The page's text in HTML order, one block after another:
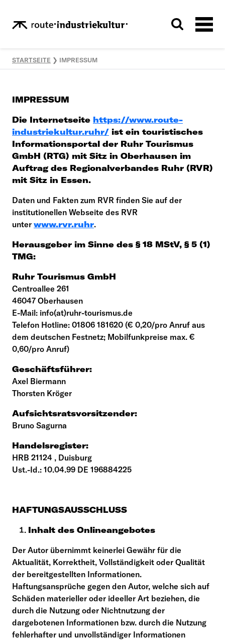
STARTSEITE ❯ IMPRESSUM
IMPRESSUM
Die Internetseite https://www.route-
industriekultur.ruhr/ ist ein touristisches
Informationsportal der Ruhr Tourismus
GmbH (RTG) mit Sitz in Oberhausen im
Auftrag des Regionalverbandes Ruhr (RVR)
mit Sitz in Essen.
Daten und Fakten zum RVR finden Sie auf der
institutionellen Webseite des RVR
unter www.rvr.ruhr.
Herausgeber im Sinne des § 18 MStV, § 5 (1)
TMG:
Ruhr Tourismus GmbH
Centroallee 261
46047 Oberhausen
E-Mail: info(at)ruhr-tourismus.de
Telefon Hotline: 01806 181620 (€ 0,20/pro Anruf aus
dem deutschen Festnetz; Mobilfunkpreise max. €
0,60/pro Anruf)
Geschäftsführer:
Axel Biermann
Thorsten Kröger
Aufsichtsratsvorsitzender:
Bruno Sagurna
Handelsregister:
HRB 21124 , Duisburg
Ust.-Id.: 10.04.99 DE 196884225
HAFTUNGSAUSSCHLUSS
Inhalt des Onlineangebotes
Der Autor übernimmt keinerlei Gewähr für die
Aktualität, Korrektheit, Vollständigkeit oder Qualität
der bereitgestellten Informationen.
Haftungsansprüche gegen den Autor, welche sich auf
Schäden materieller oder ideeller Art beziehen, die
durch die Nutzung oder Nichtnutzung der
dargebotenen Informationen bzw. durch die Nutzung
fehlerhafter und unvollständiger Informationen